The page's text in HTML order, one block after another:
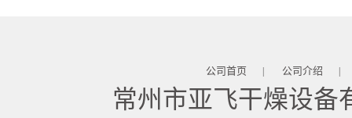
公司首页 | 公司介绍 |
常州市亚飞干燥设备